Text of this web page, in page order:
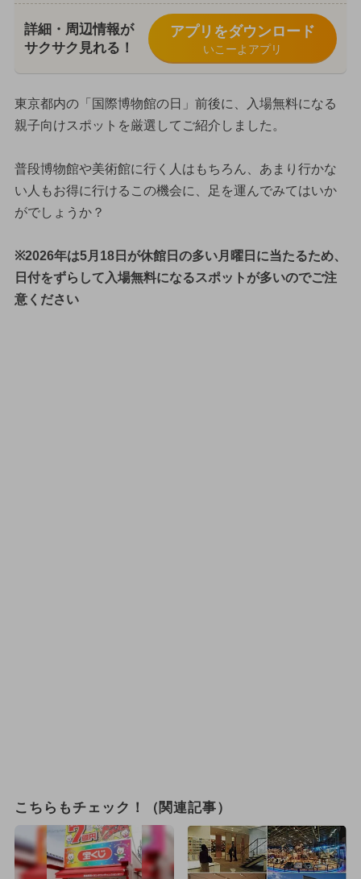
詳細・周辺情報が
サクサク見れる！
アプリをダウンロード
いこーよアプリ
東京都内の「国際博物館の日」前後に、入場無料になる
親子向けスポットを厳選してご紹介しました。
普段博物館や美術館に行く人はもちろん、あまり行かな
い人もお得に行けるこの機会に、足を運んでみてはいか
がでしょうか？
※2026年は5月18日が休館日の多い月曜日に当たるため、
日付をずらして入場無料になるスポットが多いのでご注
意ください
こちらもチェック！（関連記事）